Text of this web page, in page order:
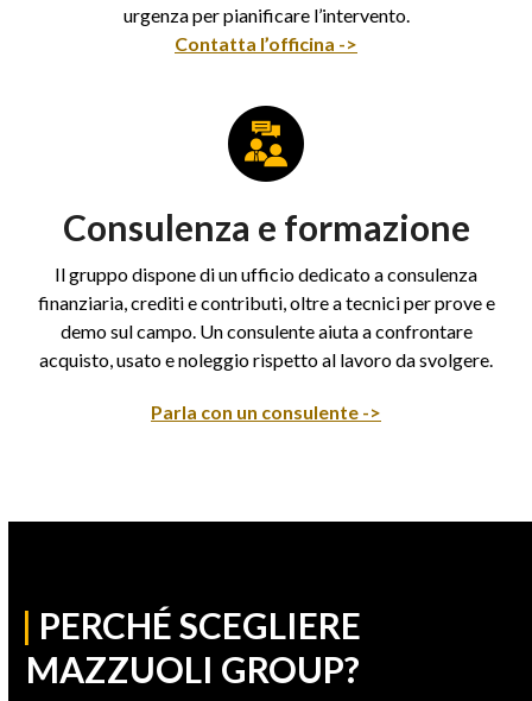
urgenza per pianificare l’intervento.
Contatta l’officina ->
Consulenza e formazione
Il gruppo dispone di un ufficio dedicato a consulenza
finanziaria, crediti e contributi, oltre a tecnici per prove e
demo sul campo. Un consulente aiuta a confrontare
acquisto, usato e noleggio rispetto al lavoro da svolgere.
Parla con un consulente ->
| PERCHÉ SCEGLIERE
MAZZUOLI GROUP?